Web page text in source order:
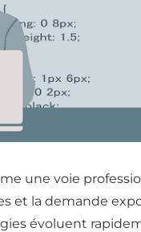
une voie
et la demande
évoluent